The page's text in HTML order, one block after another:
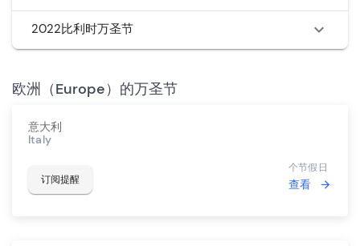
2022比利时万圣节
欧洲（Europe）的万圣节
意大利
Italy
订阅提醒
个节假日
查看